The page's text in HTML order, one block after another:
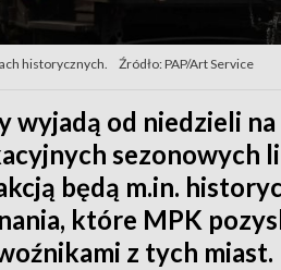
historycznych. Źródło: PAP/Art Service
wyjadą od niedzieli
sezonowych
będą m.in.
które MPK
z tych miast.